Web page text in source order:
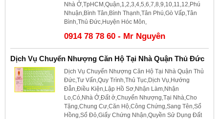
Nhà Ở,TpHCM,Quận,1,2,3,4,5,6,7,8,9,10,11,12,Phú
Nhuận,Bình Tân,Bình Thạnh,Tân Phú,Gò Vấp,Tân
Bình,Thủ Đức,Huyện Hóc Môn,
0914 78 78 60 - Mr Nguyên
Dịch Vụ Chuyển Nhượng Căn Hộ Tại Nhà Quận Thủ Đức
Dịch Vụ Chuyển Nhượng Căn Hộ Tại Nhà Quận Thủ
Đức,Tư Vấn,Quy Trình,Thủ Tục,Dịch Vụ,Hướng
Đẫn,Điều Kiện,Lập Hồ Sơ,Nhận Làm,Nhận
Lo,Có,Nhà Ở,Đất ở,Chuyển Nhượng,Tại Nhà,Cho
Tặng,Chung Cư,Căn Hộ,Công Chứng,Sang Tên,Sổ
Hồng,Sổ Đỏ,Giấy Chứng Nhận,Quyền Sử Dụng Đất